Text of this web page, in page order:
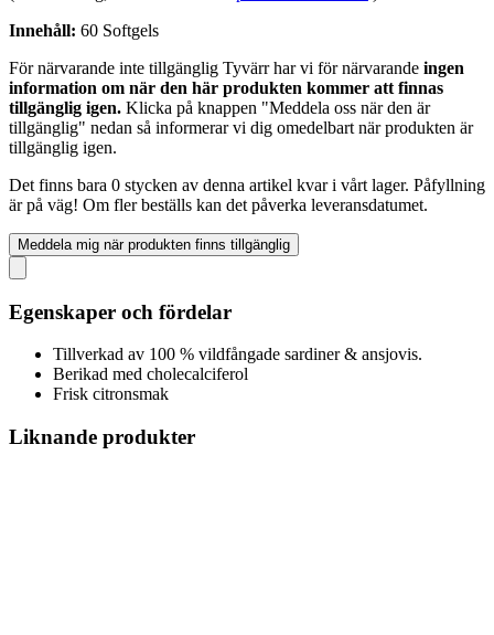
Innehåll: 60 Softgels
För närvarande inte tillgänglig Tyvärr har vi för närvarande ingen
information om när den här produkten kommer att finnas
tillgänglig igen. Klicka på knappen "Meddela oss när den är
tillgänglig" nedan så informerar vi dig omedelbart när produkten är
tillgänglig igen.
Det finns bara 0 stycken av denna artikel kvar i vårt lager. Påfyllning
är på väg! Om fler beställs kan det påverka leveransdatumet.
Meddela mig när produkten finns tillgänglig
Egenskaper och fördelar
Tillverkad av 100 % vildfångade sardiner & ansjovis.
Berikad med cholecalciferol
Frisk citronsmak
Liknande produkter